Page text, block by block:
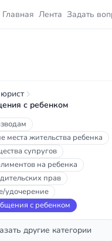
Главная Лента Задать
с ребенком
места жительства ребенка
супругов
на ребенка
прав
удочерение
с ребенком
другие категории